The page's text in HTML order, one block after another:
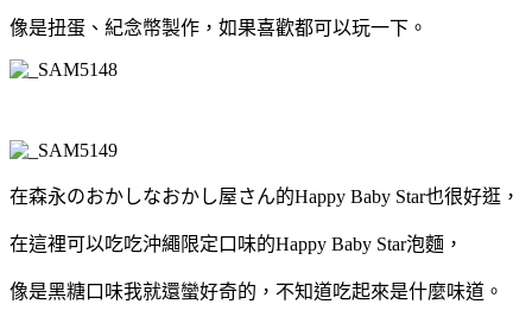
像是扭蛋、紀念幣製作，如果喜歡都可以玩一下。
在森永のおかしなおかし屋さん的Happy Baby Star也很好逛，
在這裡可以吃吃沖繩限定口味的Happy Baby Star泡麵，
像是黑糖口味我就還蠻好奇的，不知道吃起來是什麼味道。